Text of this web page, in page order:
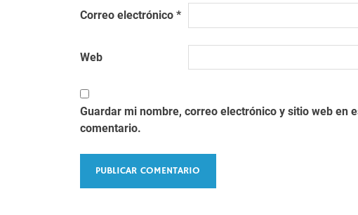
Correo electrónico *
Web
Guardar mi nombre, correo electrónico y sitio web en
comentario.